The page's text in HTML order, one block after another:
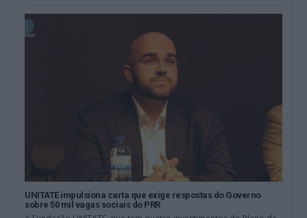
UNITATE impulsiona carta que exige respostas do Governo
sobre 50 mil vagas sociais do PRR